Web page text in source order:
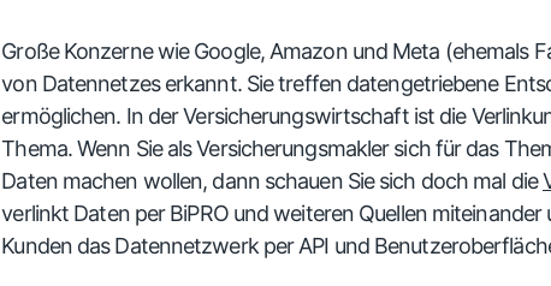
Große Konzerne wie Google, Amazon und Meta (ehemals
von Datennetzes erkannt. Sie treffen datengetriebene
ermöglichen. In der Versicherungswirtschaft ist die
Thema. Wenn Sie als Versicherungsmakler sich für das
Daten machen wollen, dann schauen Sie sich doch mal die
verlinkt Daten per BiPRO und weiteren Quellen
Kunden das Datennetzwerk per API und